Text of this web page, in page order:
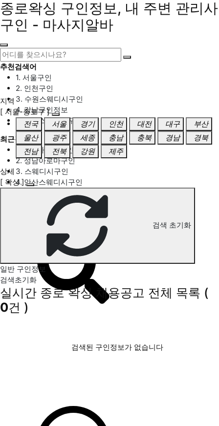
종로왁싱 구인정보, 내 주변 관리사
구인 - 마사지알바
추천검색어
1. 서울구인
2. 인천구인
3. 수원스웨디시구인
4. 강남구인정보
5. 동탄스웨디시구인
최근검색어
1. 일산마사지구인
2. 성남아로마구인
3. 스웨디시구인
4. 안산스웨디시구인
종로 왁싱 구인정보
지역
[ 서울-종로구 ]
전국
서울 경기 인천 대전 대구
부산
울산
광주 세종 충남 충북 경남
경북
전남
전북 강원 제주
상세
[ 왁싱 ]
검색 초기화
일반 구인정보
검색초기화
실시간 종로 왁싱 채용공고 전체 목록 (
0건 )
검색된 구인정보가 없습니다